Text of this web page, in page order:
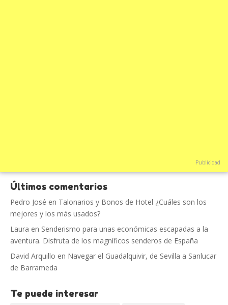
Publicidad
Últimos comentarios
Pedro José en Talonarios y Bonos de Hotel ¿Cuáles son los
mejores y los más usados?
Laura en Senderismo para unas económicas escapadas a la
aventura. Disfruta de los magníficos senderos de España
David Arquillo en Navegar el Guadalquivir, de Sevilla a Sanlucar
de Barrameda
Te puede interesar